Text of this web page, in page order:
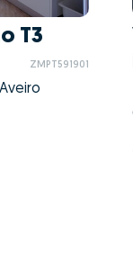
T3
ZMPT591901